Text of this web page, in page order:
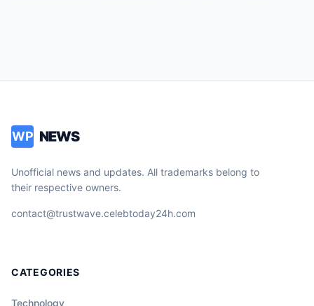
WP NEWS
Unofficial news and updates. All trademarks belong to
their respective owners.
contact@trustwave.celebtoday24h.com
CATEGORIES
Technology